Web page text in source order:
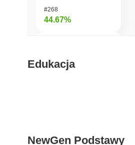
#268
44.67%
#361
Edukacja
NewGen Podstawy